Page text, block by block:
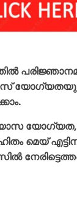
യോഗ്യത,
എട്ടിന്